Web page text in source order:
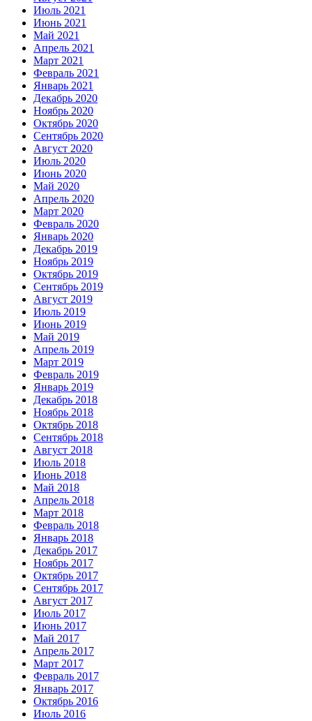
Июль 2021
Июнь 2021
Май 2021
Апрель 2021
Март 2021
Февраль 2021
Январь 2021
Декабрь 2020
Ноябрь 2020
Октябрь 2020
Сентябрь 2020
Август 2020
Июль 2020
Июнь 2020
Май 2020
Апрель 2020
Март 2020
Февраль 2020
Январь 2020
Декабрь 2019
Ноябрь 2019
Октябрь 2019
Сентябрь 2019
Август 2019
Июль 2019
Июнь 2019
Май 2019
Апрель 2019
Март 2019
Февраль 2019
Январь 2019
Декабрь 2018
Ноябрь 2018
Октябрь 2018
Сентябрь 2018
Август 2018
Июль 2018
Июнь 2018
Май 2018
Апрель 2018
Март 2018
Февраль 2018
Январь 2018
Декабрь 2017
Ноябрь 2017
Октябрь 2017
Сентябрь 2017
Август 2017
Июль 2017
Июнь 2017
Май 2017
Апрель 2017
Март 2017
Февраль 2017
Январь 2017
Октябрь 2016
Июль 2016